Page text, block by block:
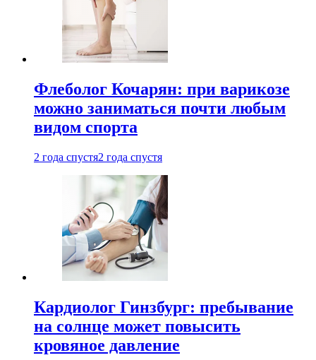
Флеболог Кочарян: при варикозе
можно заниматься почти любым
видом спорта
2 года спустя2 года спустя
Кардиолог Гинзбург: пребывание
на солнце может повысить
кровяное давление